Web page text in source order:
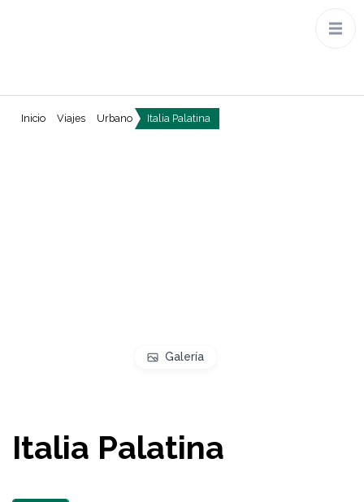
Inicio Viajes Urbano Italia Palatina
Galería
Italia Palatina